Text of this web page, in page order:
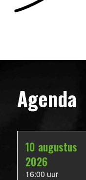
Agenda
10 augustus
2026
16:00 uur